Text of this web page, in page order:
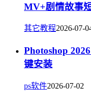
MV+剧情故事
其它教程2026-07-
Photoshop
键安装
ps软件2026-07-02